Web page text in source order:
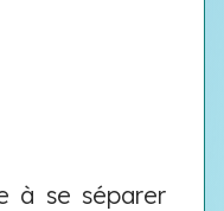
à se séparer